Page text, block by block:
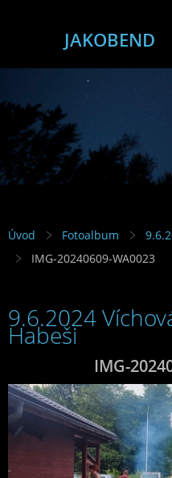
JAKOBEND
Úvod Fotoalbum
IMG-20240609-WA0023
9.6.2024
Habeši
IMG-